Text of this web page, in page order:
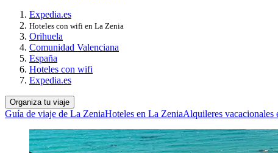
Expedia.es
Hoteles con wifi en La Zenia
Orihuela
Comunidad Valenciana
España
Hoteles con wifi
Expedia.es
Organiza tu viaje
Guía de viaje de La ZeniaHoteles en La ZeniaAlquileres vacacionales